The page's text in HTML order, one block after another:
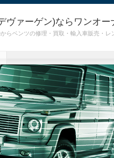
ヴァーゲン)ならワンオー
ベンツの修理・買取・輸入車販売・レ